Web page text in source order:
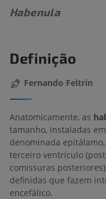
Habenula
Definição
Fernando Feltrin
Anatomicamente, as
tamanho, instaladas
denominada
terceiro ventrículo
comissuras
definidas que fazem
encefálico.